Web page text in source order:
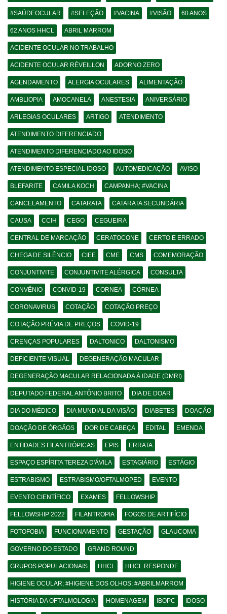
#SAÚDEOCULAR #SELEÇÃO #VACINA #VISÃO 60 ANOS
62 ANOS HHCL ABRIL MARROM
ACIDENTE OCULAR NO TRABALHO
ACIDENTE OCULAR RÉVEILLON ADORNO ZERO
AGENDAMENTO ALERGIA OCULARES ALIMENTAÇÃO
AMBLIOPIA AMOCANELA ANESTESIA ANIVERSÁRIO
ARLEGIAS OCULARES ARTIGO ATENDIMENTO
ATENDIMENTO DIFERENCIADO
ATENDIMENTO DIFERENCIADO AO IDOSO
ATENDIMENTO ESPECIAL IDOSO AUTOMEDICAÇÃO AVISO
BLEFARITE CAMILA KOCH CAMPANHA; #VACINA
CANCELAMENTO CATARATA CATARATA SECUNDÁRIA
CAUSA CCIH CEGO CEGUEIRA
CENTRAL DE MARCAÇÃO CERATOCONE CERTO E ERRADO
CHEGA DE SILÊNCIO CIEE CME CMS COMEMORAÇÃO
CONJUNTIVITE CONJUNTIVITE ALÉRGICA CONSULTA
CONVÊNIO CONVID-19 CORNEA CÓRNEA
CORONAVIRUS COTAÇÃO COTAÇÃO PREÇO
COTAÇÃO PRÉVIA DE PREÇOS COVID-19
CRENÇAS POPULARES DALTONICO DALTONISMO
DEFICIENTE VISUAL DEGENERAÇÃO MACULAR
DEGENERAÇÃO MACULAR RELACIONADA À IDADE (DMRI)
DEPUTADO FEDERAL ANTÔNIO BRITO DIA DE DOAR
DIA DO MÉDICO DIA MUNDIAL DA VISÃO DIABETES DOAÇÃO
DOAÇÃO DE ÓRGÃOS DOR DE CABEÇA EDITAL EMENDA
ENTIDADES FILANTRÓPICAS EPIS ERRATA
ESPAÇO ESPÍRITA TEREZA D'ÁVILA ESTAGIÁRIO ESTÁGIO
ESTRABISMO ESTRABISMO/OFTALMOPED EVENTO
EVENTO CIENTÍFICO EXAMES FELLOWSHIP
FELLOWSHIP 2022 FILANTROPIA FOGOS DE ARTIFÍCIO
FOTOFOBIA FUNCIONAMENTO GESTAÇÃO GLAUCOMA
GOVERNO DO ESTADO GRAND ROUND
GRUPOS POPULACIONAIS HHCL HHCL RESPONDE
HIGIENE OCULAR; #HIGIENE DOS OLHOS; #ABRILMARROM
HISTÓRIA DA OFTALMOLOGIA HOMENAGEM IBOPC IDOSO